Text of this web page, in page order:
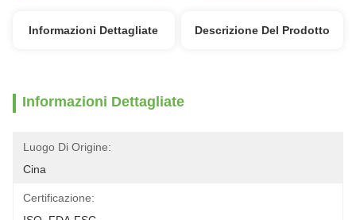
Informazioni Dettagliate Descrizione Del Prodotto
Informazioni Dettagliate
Luogo Di Origine:
Cina
Certificazione: